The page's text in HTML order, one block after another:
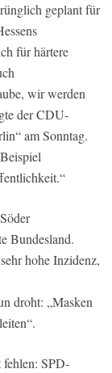
geplant für
für härtere
wir werden
der CDU-
am Sonntag.
Bundesland.
hohe Inzidenz,
droht: „Masken
SPD-